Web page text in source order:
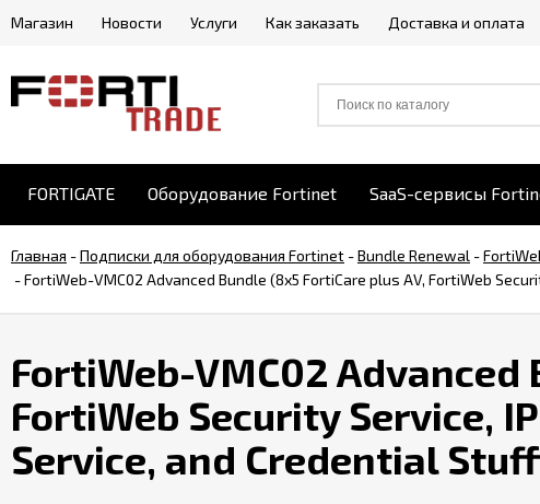
Магазин Новости Услуги Как заказать Доставка и оплата
FORTIGATE Оборудование Fortinet SaaS-сервисы
Главная -Подписки для оборудования Fortinet -Bundle Renewal -
-FortiWeb-VMC02 Advanced Bundle (8x5 FortiCare plus AV, FortiWeb
FortiWeb-VMC02 Advanced
FortiWeb Security Service,
Service, and Credential